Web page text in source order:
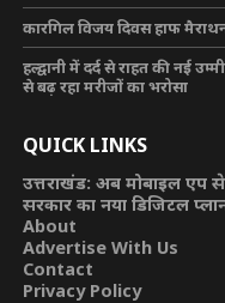
कारगिल विजय दिवस हाफ
हल्द्वानी में दर्द से राहत की नई
से बढ़ रहा मरीजों का भरोसा
QUICK LINKS
उत्तराखंड: अब मोबाइल एप से
सरकार का नया डिजिटल
About
Advertise With Us
Contact
Privacy Policy